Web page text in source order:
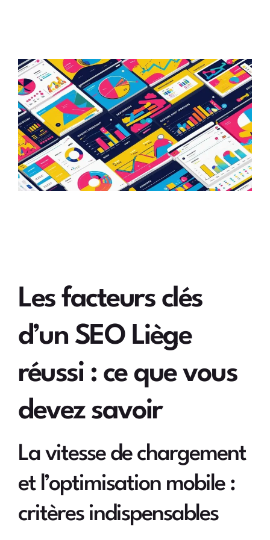
Les facteurs clés
d’un SEO Liège
réussi : ce que vous
devez savoir
La vitesse de chargement
et l’optimisation mobile :
critères indispensables